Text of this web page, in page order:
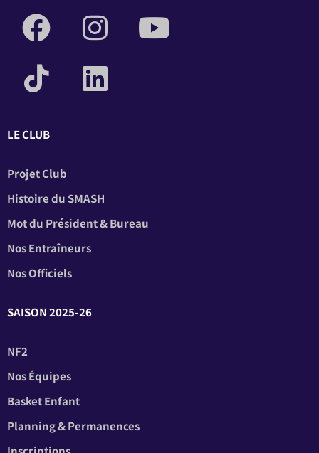
LE CLUB
Projet Club
Histoire du SMASH
Mot du Président & Bureau
Nos Entraîneurs
Nos Officiels
SAISON 2025-26
NF2
Nos Équipes
Basket Enfant
Planning & Permanences